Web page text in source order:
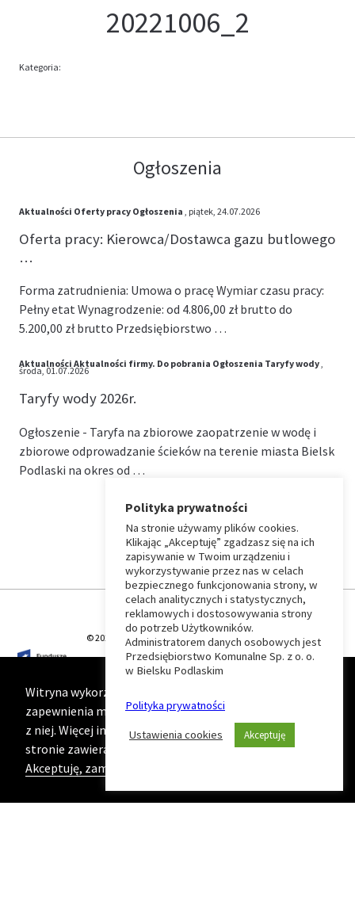
20221006_2
Kategoria:
Ogłoszenia
Aktualności Oferty pracy Ogłoszenia , piątek, 24.07.2026
Oferta pracy: Kierowca/Dostawca gazu butlowego
…
Forma zatrudnienia: Umowa o pracę Wymiar czasu pracy:
Pełny etat Wynagrodzenie: od 4.806,00 zł brutto do
5.200,00 zł brutto Przedsiębiorstwo …
Aktualności Aktualności firmy. Do pobrania Ogłoszenia Taryfy wody,
środa, 01.07.2026
Taryfy wody 2026r.
Ogłoszenie - Taryfa na zbiorowe zaopatrzenie w wodę i
zbiorowe odprowadzanie ścieków na terenie miasta Bielsk
Podlaski na okres od …
⏶
Wróć
do
początku
strony
© 2026 T-Matic Grupa Computer Plus Sp. z o.o.
Witryna wykorzystuje ciasteczka (cookies) w celu
zapewnienia maksymalnej wygody podczas korzystania
z niej. Więcej informacji na ten temat znajduje się na
stronie zawierającej naszą
Politykę prywatności
Akceptuję, zamknij komunikat
Polityka prywatności
Na stronie używamy plików cookies.
Klikając „Akceptuję” zgadzasz się na ich
zapisywanie w Twoim urządzeniu i
wykorzystywanie przez nas w celach
bezpiecznego funkcjonowania strony, w
celach analitycznych i statystycznych,
reklamowych i dostosowywania strony
do potrzeb Użytkowników.
Administratorem danych osobowych jest
Przedsiębiorstwo Komunalne Sp. z o. o.
w Bielsku Podlaskim
Polityka prywatności
Ustawienia cookies Akceptuję